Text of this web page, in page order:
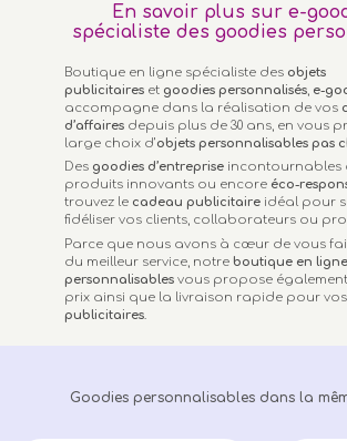
En savoir plus sur e-
spécialiste des goodies
Boutique en ligne spécialiste des objets
publicitaires et goodies personnalisés, e-
accompagne dans la réalisation de vos
d’affaires depuis plus de 30 ans, en vous
large choix d’objets personnalisables pas
Des goodies d’entreprise incontournables
produits innovants ou encore éco-
trouvez le cadeau publicitaire idéal pour
fidéliser vos clients, collaborateurs ou
Parce que nous avons à cœur de vous
du meilleur service, notreboutique en
personnalisables vous propose également
prix ainsi que la livraison rapide pour vos
publicitaires.
Goodies personnalisables dans la